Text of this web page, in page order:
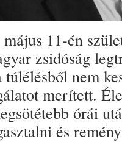
11-én
zsidóság
nem
merített.
órái
és